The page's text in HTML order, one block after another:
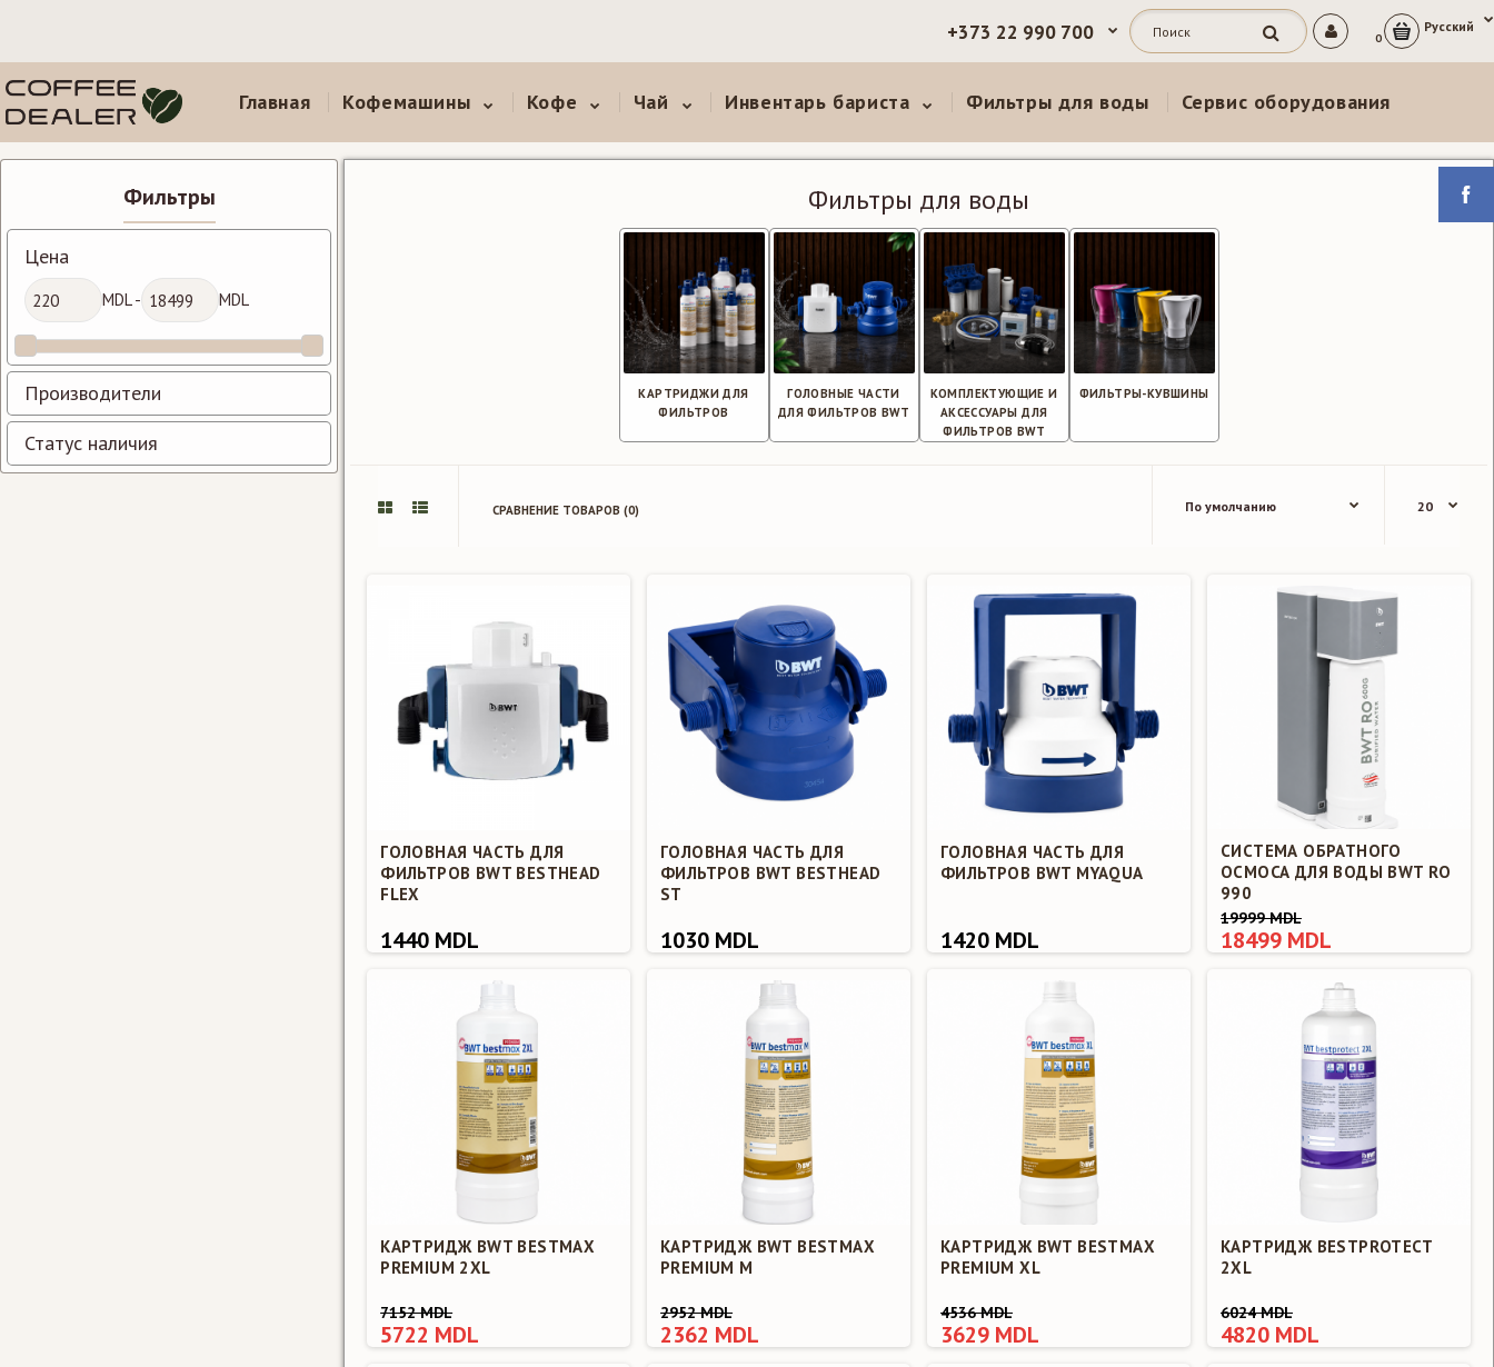
+373 22 990 700 0
Русский
Главная Кофемашины Кофе Чай Инвентарь бариста Фильтры для воды Сервис оборудования
Фильтры
Цена
MDL - MDL
Производители
Статус наличия
Фильтры для воды
КАРТРИДЖИ ДЛЯ
ФИЛЬТРОВ
ГОЛОВНЫЕ ЧАСТИ
ДЛЯ ФИЛЬТРОВ BWT
КОМПЛЕКТУЮЩИЕ И
АКСЕССУАРЫ ДЛЯ
ФИЛЬТРОВ BWT
ФИЛЬТРЫ-КУВШИНЫ
СРАВНЕНИЕ ТОВАРОВ (0)
ГОЛОВНАЯ ЧАСТЬ ДЛЯ
ФИЛЬТРОВ BWT BESTHEAD
FLEX
1440 MDL
ГОЛОВНАЯ ЧАСТЬ ДЛЯ
ФИЛЬТРОВ BWT BESTHEAD
ST
1030 MDL
ГОЛОВНАЯ ЧАСТЬ ДЛЯ
ФИЛЬТРОВ BWT MYAQUA
1420 MDL
СИСТЕМА ОБРАТНОГО
ОСМОСА ДЛЯ ВОДЫ BWT RO
990
19999 MDL
18499 MDL
КАРТРИДЖ BWT BESTMAX
PREMIUM 2XL
7152 MDL
5722 MDL
КАРТРИДЖ BWT BESTMAX
PREMIUM M
2952 MDL
2362 MDL
КАРТРИДЖ BWT BESTMAX
PREMIUM XL
4536 MDL
3629 MDL
КАРТРИДЖ BESTPROTECT
2XL
6024 MDL
4820 MDL